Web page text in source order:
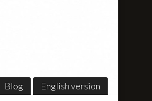
Blog English version